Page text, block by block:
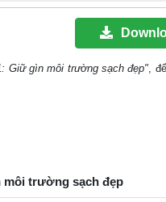
Giữ gìn môi trường sạch đẹp",
môi trường sạch đẹp